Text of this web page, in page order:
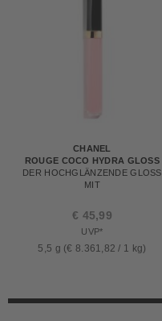
CHANEL
ROUGE COCO HYDRA GLOSS
DER HOCHGLÄNZENDE GLOSS
MIT
UVP*
€ 45,99
5,5 g (€ 8.361,82 / 1 kg)